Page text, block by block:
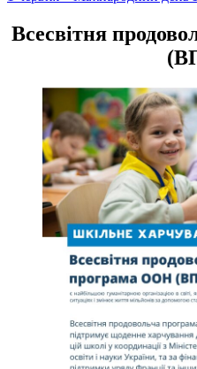
записів
Всесвітня